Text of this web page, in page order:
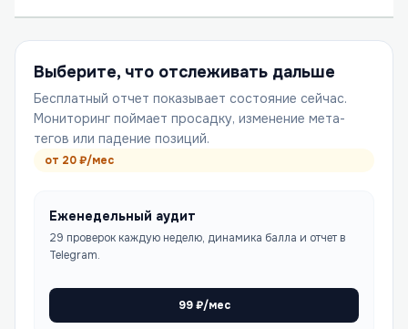
Выберите, что отслеживать дальше
Бесплатный отчет показывает состояние сейчас.
Мониторинг поймает просадку, изменение мета-
тегов или падение позиций.
от 20₽/мес
Еженедельный аудит
29 проверок каждую неделю, динамика балла и отчет в
Telegram.
99₽/мес